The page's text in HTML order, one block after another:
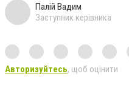
Палій Вадим
Заступник керівника
Авторизуйтесь, щоб оцінити